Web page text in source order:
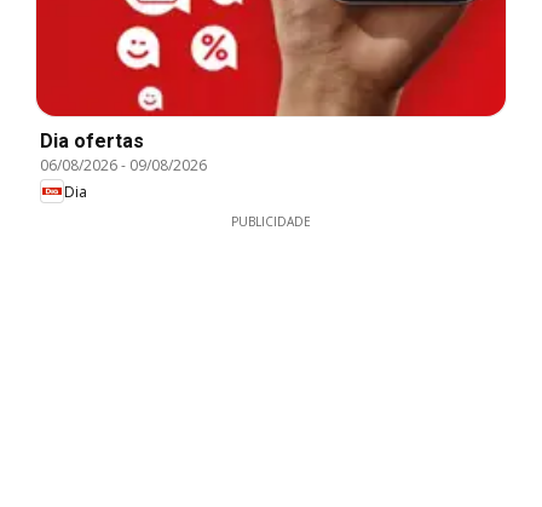
Dia ofertas
06/08/2026- 09/08/2026
Dia
PUBLICIDADE